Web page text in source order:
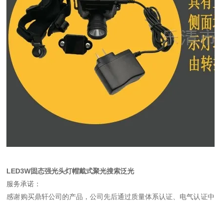
LED3W固态强光头灯帽戴式聚光搜索泛光
服务承诺：
感谢购买鼎轩公司的产品，公司先后通过质量体系认证、电气认证中